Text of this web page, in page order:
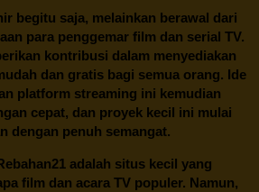
begitu saja, melainkan berawal dari
para penggemar film dan serial TV.
kontribusi dalam menyediakan
dan gratis bagi semua orang. Ide
platform streaming ini kemudian
cepat, dan proyek kecil ini mulai
dengan penuh semangat.
adalah situs kecil yang
film dan acara TV populer. Namun,